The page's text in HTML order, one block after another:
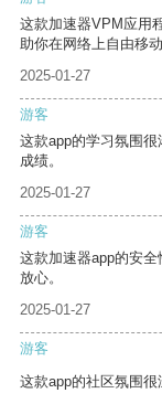
这款加速器VPM应用
助你在网络上自由移动
2025-01-27
游客
这款app的学习氛围
成绩。
2025-01-27
游客
这款加速器app的安
放心。
2025-01-27
游客
这款app的社区氛围很